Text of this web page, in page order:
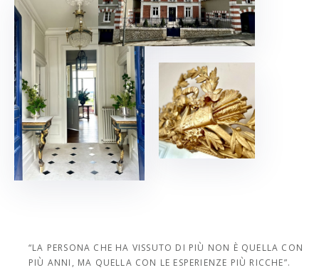
“LA PERSONA CHE HA VISSUTO DI PIÙ NON È QUELLA CON
PIÙ ANNI, MA QUELLA CON LE ESPERIENZE PIÙ RICCHE”.